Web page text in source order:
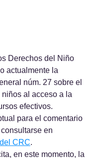
Derechos del Niño
actualmente la
núm. 27 sobre el
al acceso a la
efectivos.
para el comentario
en
CRC.
en este momento, la